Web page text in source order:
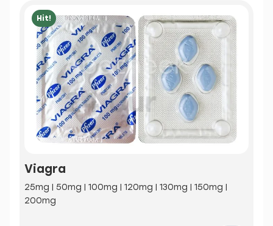
Hit!
Viagra
25mg | 50mg | 100mg | 120mg | 130mg | 150mg |
200mg